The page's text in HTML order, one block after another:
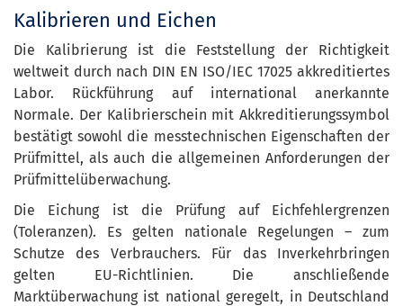
Kalibrieren und Eichen
Die Kalibrierung ist die Feststellung der Richtigkeit
weltweit durch nach DIN EN ISO/IEC 17025 akkreditiertes
Labor. Rückführung auf international anerkannte
Normale. Der Kalibrierschein mit Akkreditierungssymbol
bestätigt sowohl die messtechnischen Eigenschaften der
Prüfmittel, als auch die allgemeinen Anforderungen der
Prüfmittelüberwachung.
Die Eichung ist die Prüfung auf Eichfehlergrenzen
(Toleranzen). Es gelten nationale Regelungen – zum
Schutze des Verbrauchers. Für das Inverkehrbringen
gelten EU-Richtlinien. Die anschließende
Marktüberwachung ist national geregelt, in Deutschland